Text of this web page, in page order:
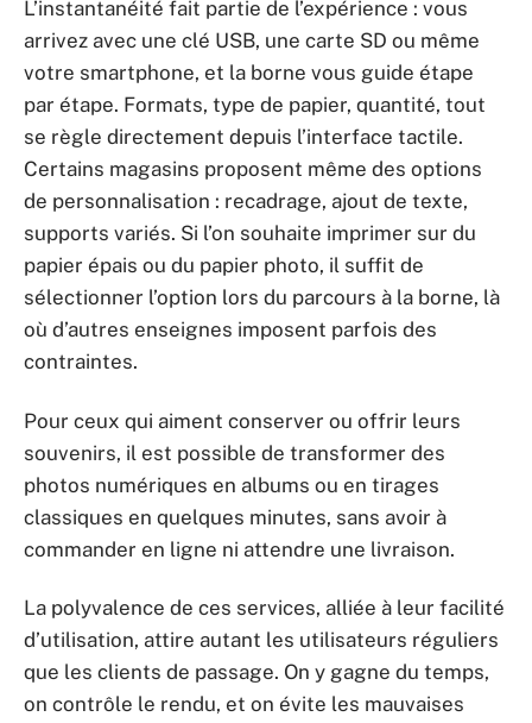
L’instantanéité fait partie de l’expérience : vous
arrivez avec une clé USB, une carte SD ou même
votre smartphone, et la borne vous guide étape
par étape. Formats, type de papier, quantité, tout
se règle directement depuis l’interface tactile.
Certains magasins proposent même des options
de personnalisation : recadrage, ajout de texte,
supports variés. Si l’on souhaite imprimer sur du
papier épais ou du papier photo, il suffit de
sélectionner l’option lors du parcours à la borne, là
où d’autres enseignes imposent parfois des
contraintes.
Pour ceux qui aiment conserver ou offrir leurs
souvenirs, il est possible de transformer des
photos numériques en albums ou en tirages
classiques en quelques minutes, sans avoir à
commander en ligne ni attendre une livraison.
La polyvalence de ces services, alliée à leur facilité
d’utilisation, attire autant les utilisateurs réguliers
que les clients de passage. On y gagne du temps,
on contrôle le rendu, et on évite les mauvaises